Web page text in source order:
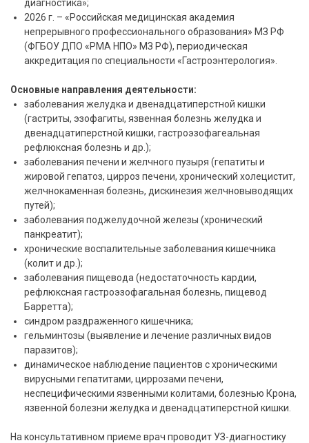
диагностика»;
2026 г. – «Российская медицинская академия
непрерывного профессионального образования» МЗ РФ
(ФГБОУ ДПО «РМА НПО» МЗ РФ), периодическая
аккредитация по специальности «Гастроэнтерология».
Основные направления деятельности:
заболевания желудка и двенадцатиперстной кишки
(гастриты, эзофагиты, язвенная болезнь желудка и
двенадцатиперстной кишки, гастроэзофагеальная
рефлюксная болезнь и др.);
заболевания печени и желчного пузыря (гепатиты и
жировой гепатоз, цирроз печени, хронический холецистит,
желчнокаменная болезнь, дискинезия желчновыводящих
путей);
заболевания поджелудочной железы (хронический
панкреатит);
хронические воспалительные заболевания кишечника
(колит и др.);
заболевания пищевода (недостаточность кардии,
рефлюксная гастроэзофагальная болезнь, пищевод
Барретта);
синдром раздраженного кишечника;
гельминтозы (выявление и лечение различных видов
паразитов);
динамическое наблюдение пациентов с хроническими
вирусными гепатитами, циррозами печени,
неспецифическими язвенными колитами, болезнью Крона,
язвенной болезни желудка и двенадцатиперстной кишки.
На консультативном приеме врач проводит УЗ-диагностику